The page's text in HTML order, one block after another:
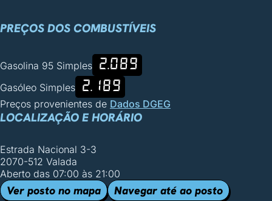
PREÇOS DOS COMBUSTÍVEIS
Gasolina 95 Simples 2.089
Gasóleo Simples 2.189
Preços provenientes de Dados DGEG
LOCALIZAÇÃO E HORÁRIO
Estrada Nacional 3-3
2070-512 Valada
Aberto das 07:00 às 21:00
Ver posto no mapa
Navegar até ao posto